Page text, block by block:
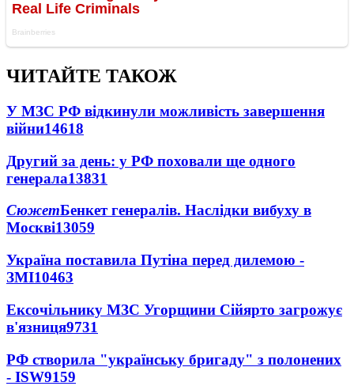
ЧИТАЙТЕ ТАКОЖ
У МЗС РФ відкинули можливість завершення
війни14618
Другий за день: у РФ поховали ще одного
генерала13831
СюжетБенкет генералів. Наслідки вибуху в
Москві13059
Україна поставила Путіна перед дилемою -
ЗМІ10463
Ексочільнику МЗС Угорщини Сійярто загрожує
в'язниця9731
РФ створила "українську бригаду" з полонених
- ISW9159